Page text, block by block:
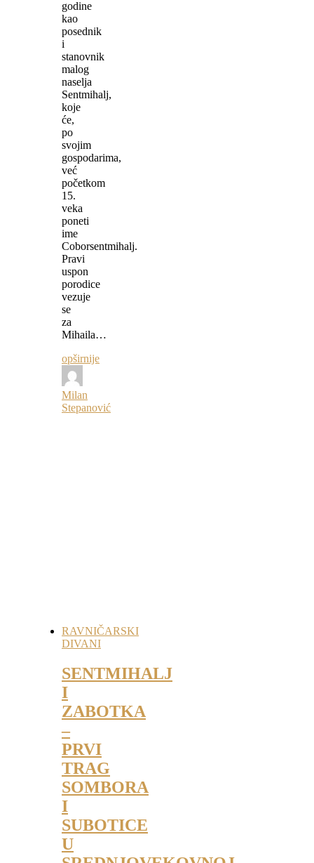
godine
kao
posednik
i
stanovnik
malog
naselja
Sentmihalj,
koje
će,
po
svojim
gospodarima,
već
početkom
15.
veka
poneti
ime
Coborsentmihalj.
Pravi
uspon
porodice
vezuje
se
za
Mihaila…
opširnije
Milan
Stepanović
RAVNIČARSKI
DIVANI
SENTMIHALJ
I
ZABOTKA
–
PRVI
TRAG
SOMBORA
I
SUBOTICE
U